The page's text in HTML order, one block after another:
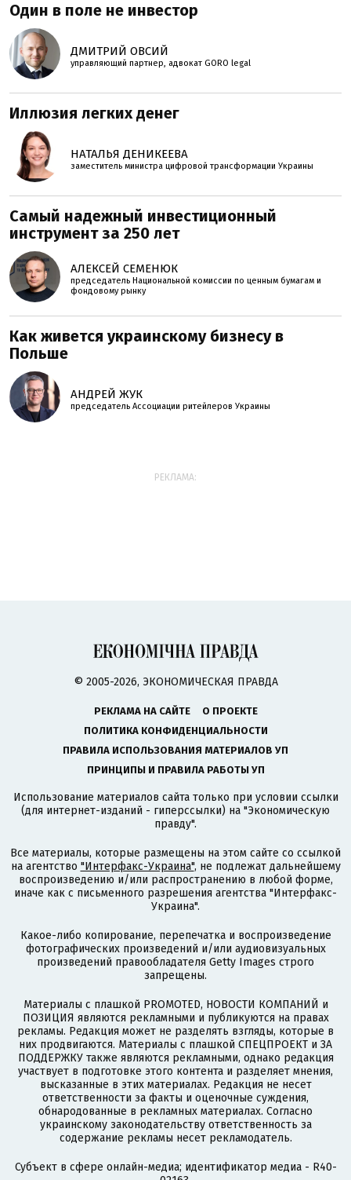
Один в поле не инвестор
ДМИТРИЙ ОВСИЙ
управляющий партнер, адвокат GORO legal
Иллюзия легких денег
НАТАЛЬЯ ДЕНИКЕЕВА
заместитель министра цифровой трансформации Украины
Самый надежный инвестиционный
инструмент за 250 лет
АЛЕКСЕЙ СЕМЕНЮК
председатель Национальной комиссии по ценным бумагам и
фондовому рынку
Как живется украинскому бизнесу в
Польше
АНДРЕЙ ЖУК
председатель Ассоциации ритейлеров Украины
РЕКЛАМА:
© 2005-2026, ЭКОНОМИЧЕСКАЯ ПРАВДА
РЕКЛАМА НА САЙТЕ
О ПРОЕКТЕ
ПОЛИТИКА КОНФИДЕНЦИАЛЬНОСТИ
ПРАВИЛА ИСПОЛЬЗОВАНИЯ МАТЕРИАЛОВ УП
ПРИНЦИПЫ И ПРАВИЛА РАБОТЫ УП
Использование материалов сайта только при условии ссылки
(для интернет-изданий - гиперссылки) на "Экономическую
правду".
Все материалы, которые размещены на этом сайте со ссылкой
на агентство "Интерфакс-Украина", не подлежат дальнейшему
воспроизведению и/или распространению в любой форме,
иначе как с письменного разрешения агентства "Интерфакс-
Украина".
Какое-либо копирование, перепечатка и воспроизведение
фотографических произведений и/или аудиовизуальных
произведений правообладателя Getty Images строго
запрещены.
Материалы с плашкой PROMOTED, НОВОСТИ КОМПАНИЙ и
ПОЗИЦИЯ являются рекламными и публикуются на правах
рекламы. Редакция может не разделять взгляды, которые в
них продвигаются. Материалы с плашкой СПЕЦПРОЕКТ и ЗА
ПОДДЕРЖКУ также являются рекламными, однако редакция
участвует в подготовке этого контента и разделяет мнения,
высказанные в этих материалах. Редакция не несет
ответственности за факты и оценочные суждения,
обнародованные в рекламных материалах. Согласно
украинскому законодательству ответственность за
содержание рекламы несет рекламодатель.
Субъект в сфере онлайн-медиа; идентификатор медиа - R40-